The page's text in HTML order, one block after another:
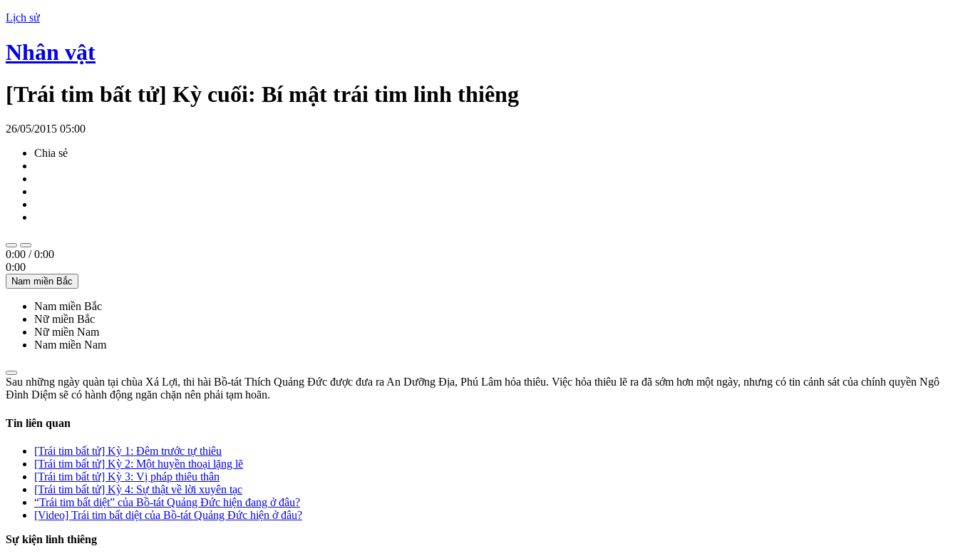
Lịch sử
Nhân vật
[Trái tim bất tử] Kỳ cuối: Bí mật trái tim linh thiêng
26/05/2015 05:00
Chia sẻ
0:00 /0:00
0:00
Nam miền Bắc
Nam miền Bắc
Nữ miền Bắc
Nữ miền Nam
Nam miền Nam
Sau những ngày quàn tại chùa Xá Lợi, thi hài Bồ-tát Thích Quảng Đức được đưa ra An Dưỡng Địa, Phú Lâm hỏa thiêu. Việc hỏa thiêu lẽ ra đã sớm hơn một ngày, nhưng có tin cảnh sát của chính quyền Ngô
Đình Diệm sẽ có hành động ngăn chặn nên phải tạm hoãn.
Tin liên quan
[Trái tim bất tử] Kỳ 1: Đêm trước tự thiêu
[Trái tim bất tử] Kỳ 2: Một huyền thoại lặng lẽ
[Trái tim bất tử] Kỳ 3: Vị pháp thiêu thân
[Trái tim bất tử] Kỳ 4: Sự thật về lời xuyên tạc
“Trái tim bất diệt” của Bồ-tát Quảng Đức hiện đang ở đâu?
[Video] Trái tim bất diệt của Bồ-tát Quảng Đức hiện ở đâu?
Sự kiện linh thiêng